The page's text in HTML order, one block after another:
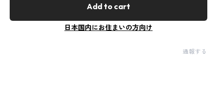
Add to cart
日本国内にお住まいの方向け
通報する